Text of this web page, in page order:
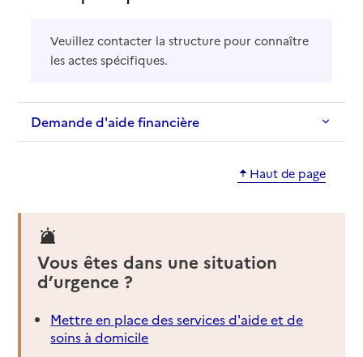
Veuillez contacter la structure pour connaître
les actes spécifiques.
Demande d'aide financière
Haut de page
Vous êtes dans une situation
d’urgence ?
Mettre en place des services d'aide et de
soins à domicile